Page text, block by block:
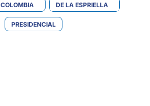
COLOMBIA DE LA ESPRIELLA
PRESIDENCIAL